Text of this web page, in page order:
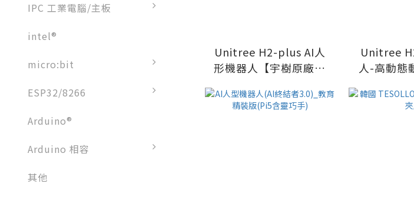
IPC 工業電腦/主板
intel®
micro:bit
ESP32/8266
Arduino®
Arduino 相容
其他
Unitree H2-plus AI人
形機器人【宇樹原廠指
Computex NVIDIA 首
推產品
Unitree
人-高動態